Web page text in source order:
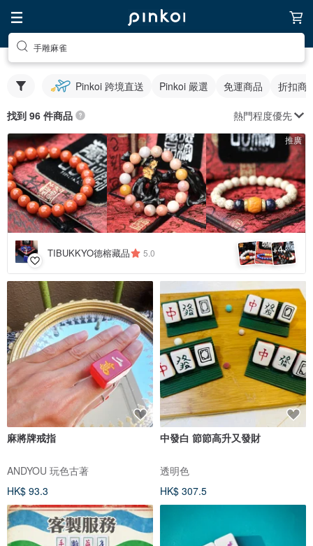
手雕麻雀
Pinkoi 跨境直送 Pinkoi 嚴選 免運商品 折扣商
找到 96 件商品 熱門程度優先
推廣
TIBUKKYO德榕藏品 5.0 +4
麻將牌戒指
ANDYOU 玩色古著
HK$ 93.3
中發白 節節高升又發財
透明色
HK$ 307.5